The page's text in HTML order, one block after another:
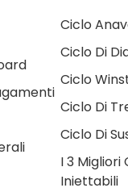
Ciclo
Ciclo Di
Ciclo
Ciclo Di
Ciclo Di
I 3 Migliori
Iniettabili